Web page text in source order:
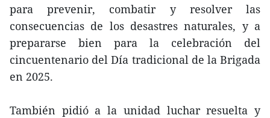
para prevenir, combatir y resolver las
consecuencias de los desastres naturales, y a
prepararse bien para la celebración del
cincuentenario del Día tradicional de la Brigada
en 2025.
También pidió a la unidad luchar resuelta y